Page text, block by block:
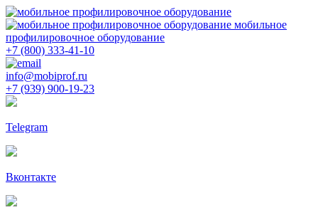
мобильное
профилировочное оборудование
+7 (800) 333-41-10
info@mobiprof.ru
+7 (939) 900-19-23
Telegram
Вконтакте